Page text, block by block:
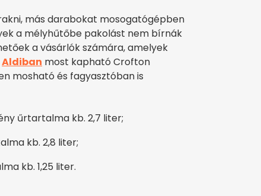
más darabokat mosogatógépben
a mélyhűtőbe pakolást nem bírnák
a vásárlók számára, amelyek
Aldiban most kapható Crofton
mosható és fagyasztóban is
űrtartalma kb. 2,7 liter;
kb. 2,8 liter;
kb. 1,25 liter.